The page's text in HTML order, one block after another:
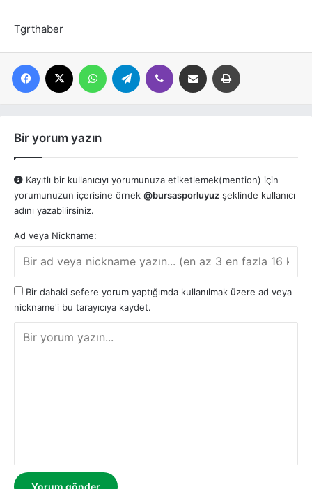
Tgrthaber
Facebook WhatsAppTelegram Viber E-posta ile paylaş
Bir yorum yazın
Kayıtlı bir kullanıcıyı yorumunuza etiketlemek(mention) için
yorumunuzun içerisine örnek @bursasporluyuz şeklinde kullanıcı
adını yazabilirsiniz.
Ad veya Nickname:
Bir dahaki sefere yorum yaptığımda kullanılmak üzere ad veya
nickname'i bu tarayıcıya kaydet.